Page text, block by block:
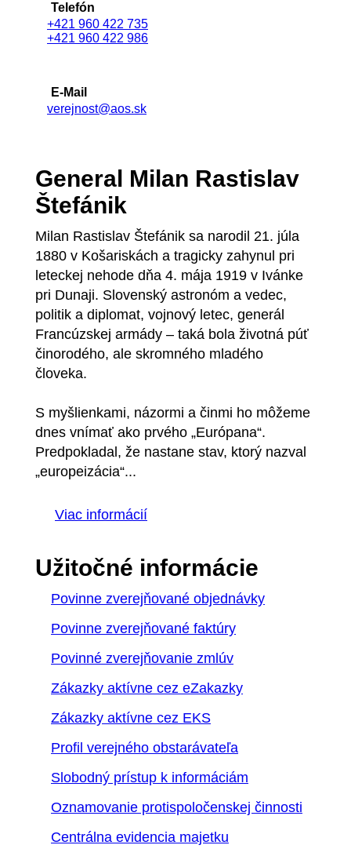
Telefón
+421 960 422 735
+421 960 422 986
E-Mail
verejnost@aos.sk
General Milan Rastislav
Štefánik
Milan Rastislav Štefánik sa narodil 21. júla
1880 v Košariskách a tragicky zahynul pri
leteckej nehode dňa 4. mája 1919 v Ivánke
pri Dunaji. Slovenský astronóm a vedec,
politik a diplomat, vojnový letec, generál
Francúzskej armády – taká bola životná púť
činorodého, ale skromného mladého
človeka.
S myšlienkami, názormi a činmi ho môžeme
dnes vnímať ako prvého „Európana“.
Predpokladal, že nastane stav, ktorý nazval
„europeizácia“...
Viac informácií
Užitočné informácie
Povinne zverejňované objednávky
Povinne zverejňované faktúry
Povinné zverejňovanie zmlúv
Zákazky aktívne cez eZakazky
Zákazky aktívne cez EKS
Profil verejného obstarávateľa
Slobodný prístup k informáciám
Oznamovanie protispoločenskej činnosti
Centrálna evidencia majetku